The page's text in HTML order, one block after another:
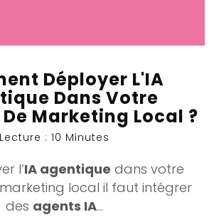
Déployer L'IA
Dans Votre
Marketing Local ?
Lecture : 10 Minutes
l’IA agentique dans votre
marketing local il faut intégrer
des agents IA...